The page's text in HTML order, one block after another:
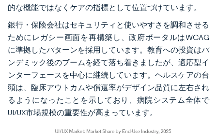
的な機能ではなくケアの指標として位置づけています。
銀行・保険会社はセキュリティと使いやすさを調和させる
ためにレガシー画面を再構築し、政府ポータルはWCAG
に準拠したパターンを採用しています。教育への投資はパ
ンデミック後のブームを経て落ち着きましたが、適応型イ
ンターフェースを中心に継続しています。ヘルスケアの台
頭は、臨床アウトカムや償還率がデザイン品質に左右され
るようになったことを示しており、病院システム全体で
UI/UX市場規模の重要性が高まっています。